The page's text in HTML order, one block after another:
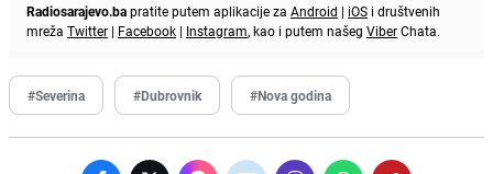
Radiosarajevo.bapratite putem aplikacije za Android | iOS i društvenih
mreža Twitter | Facebook | Instagram, kao i putem našeg ViberChata.
#Severina #Dubrovnik #Nova godina